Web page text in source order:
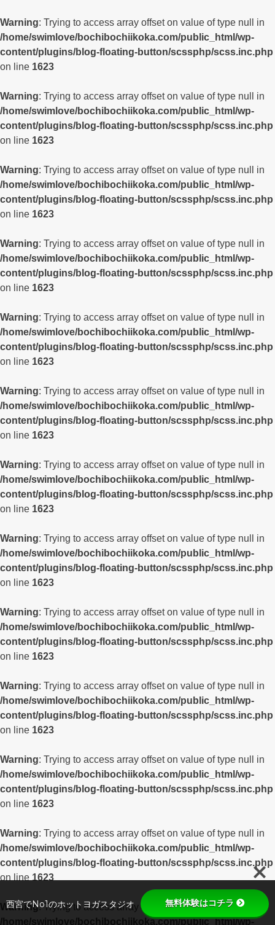
Warning: Trying to access array offset on value of type null in
/home/swimlove/bochibochiikoka.com/public_html/wp-
content/plugins/blog-floating-button/scssphp/scss.inc.php
on line 1623
Warning: Trying to access array offset on value of type null in
/home/swimlove/bochibochiikoka.com/public_html/wp-
content/plugins/blog-floating-button/scssphp/scss.inc.php
on line 1623
Warning: Trying to access array offset on value of type null in
/home/swimlove/bochibochiikoka.com/public_html/wp-
content/plugins/blog-floating-button/scssphp/scss.inc.php
on line 1623
Warning: Trying to access array offset on value of type null in
/home/swimlove/bochibochiikoka.com/public_html/wp-
content/plugins/blog-floating-button/scssphp/scss.inc.php
on line 1623
Warning: Trying to access array offset on value of type null in
/home/swimlove/bochibochiikoka.com/public_html/wp-
content/plugins/blog-floating-button/scssphp/scss.inc.php
on line 1623
Warning: Trying to access array offset on value of type null in
/home/swimlove/bochibochiikoka.com/public_html/wp-
content/plugins/blog-floating-button/scssphp/scss.inc.php
on line 1623
Warning: Trying to access array offset on value of type null in
/home/swimlove/bochibochiikoka.com/public_html/wp-
content/plugins/blog-floating-button/scssphp/scss.inc.php
on line 1623
Warning: Trying to access array offset on value of type null in
/home/swimlove/bochibochiikoka.com/public_html/wp-
content/plugins/blog-floating-button/scssphp/scss.inc.php
on line 1623
Warning: Trying to access array offset on value of type null in
/home/swimlove/bochibochiikoka.com/public_html/wp-
content/plugins/blog-floating-button/scssphp/scss.inc.php
on line 1623
Warning: Trying to access array offset on value of type null in
/home/swimlove/bochibochiikoka.com/public_html/wp-
content/plugins/blog-floating-button/scssphp/scss.inc.php
on line 1623
Warning: Trying to access array offset on value of type null in
/home/swimlove/bochibochiikoka.com/public_html/wp-
content/plugins/blog-floating-button/scssphp/scss.inc.php
on line 1623
Warning: Trying to access array offset on value of type null in
/home/swimlove/bochibochiikoka.com/public_html/wp-
content/plugins/blog-floating-button/scssphp/scss.inc.php
on line 1623
Warning: Trying to access array offset on value of type null in
/home/swimlove/bochibochiikoka.com/public_html/wp-
西宮でNo1のホットヨガスタジオ 無料体験はコチラ